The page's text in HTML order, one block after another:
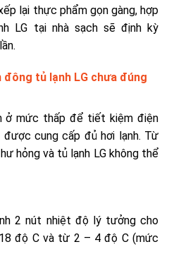
lại thực phẩm gọn gàng, hợp
LG tại nhà sạch sẽ định kỳ
tủ lạnh LG chưa đúng
ở mức thấp để tiết kiệm điện
cung cấp đủ hơi lạnh. Từ
hỏng và tủ lạnh LG không thể
2 nút nhiệt độ lý tưởng cho
độ C và từ 2 – 4 độ C (mức